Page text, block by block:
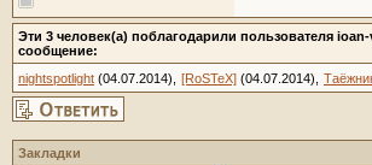
Эти 3 человек(а) поблагодарили пользователя
сообщение:
nightspotlight (04.07.2014), [RoSTeX] (04.07.2014),
Закладки